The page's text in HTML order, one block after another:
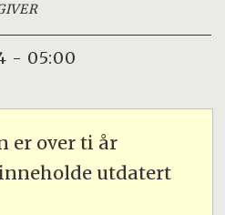
- 05:00
er over ti år
utdatert